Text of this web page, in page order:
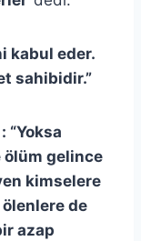
kabul eder.
sahibidir.”
“Yoksa
ölüm gelince
kimselere
de
azap